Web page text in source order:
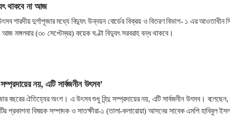
থাকবে না আজ
উৎসব শারদীয় দুর্গাপূজার মধ্যে বিদ্যুৎ উন্নয়ন বোর্ডের বিক্রয় ও বিতরণ বিভাগ- ১ এর আওতাধীন
মঙ্গলবার (৩০ সেপ্টেম্বর) কয়েক ঘণ্টা বিদ্যুৎ সরবরাহ বন্ধ থাকবে।
নয়, এটি সার্বজনীন উৎসব’
বছরের ঐতিহ্যের অংশ। এ উৎসব শুধু হিন্দু সম্প্রদায়ের নয়, এটি সার্বজনীন উৎসব। বলেছেন,
প্রকাশনা বিষয়ক সম্পাদক ও সাতক্ষীরা-১ (তালা-কলারোয়া) আসনের সাবেক এমপি হাবিবুল